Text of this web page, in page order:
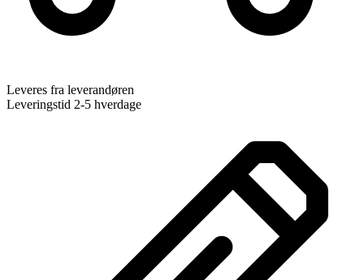
Leveres fra leverandøren
Leveringstid 2-5 hverdage